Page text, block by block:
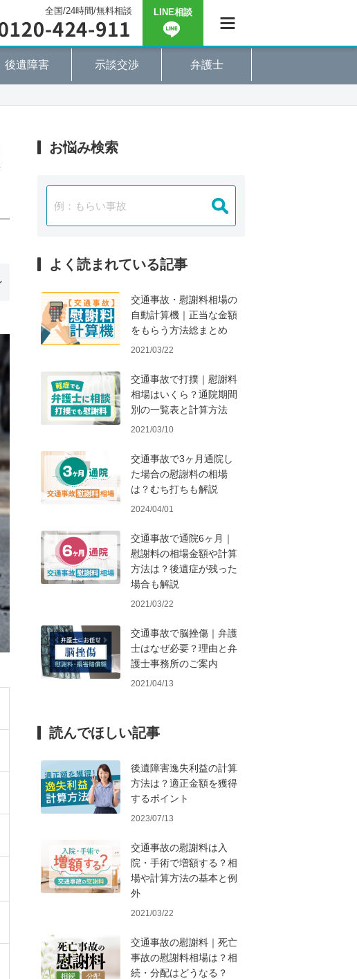
全国/24時間/無料相談 LINE相談
後遺障害 示談交渉 弁護士
お悩み検索
よく読まれている記事
交通事故・慰謝料相場の
自動計算機｜正当な金額
をもらう方法総まとめ
2021/03/22
交通事故で打撲｜慰謝料
相場はいくら？通院期間
別の一覧表と計算方法
2021/03/10
交通事故で3ヶ月通院し
た場合の慰謝料の相場
は？むち打ちも解説
2024/04/01
交通事故で通院6ヶ月｜
慰謝料の相場金額や計算
方法は？後遺症が残った
場合も解説
2021/03/22
交通事故で脳挫傷｜弁護
士はなぜ必要？理由と弁
護士事務所のご案内
2021/04/13
読んでほしい記事
後遺障害逸失利益の計算
方法は？適正金額を獲得
するポイント
2023/07/13
交通事故の慰謝料は入
院・手術で増額する？相
場や計算方法の基本と例
外
2021/03/22
交通事故の慰謝料｜死亡
事故の慰謝料相場は？相
続・分配はどうなる？